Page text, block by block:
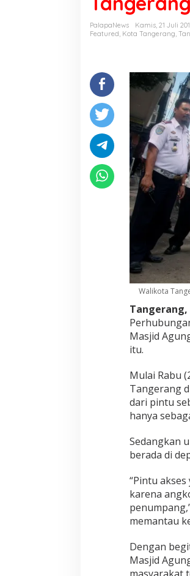
PalapaNews
Kamis, 21 Juli
Featured, Kota Tangerang,
Walikota
Tangerang,
Masjid
itu.
Mulai Rabu
Tangerang
dari pintu
hanya
Sedangkan
berada di
“Pintu
karena
memantau
Dengan
Masjid